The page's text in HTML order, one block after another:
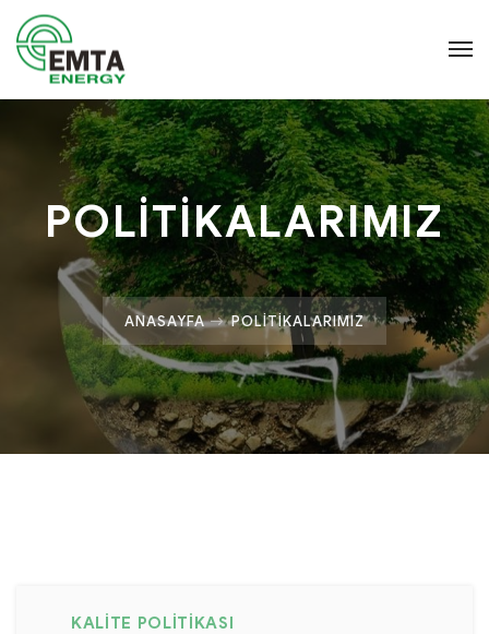
POLİTİKALARIMIZ
ANASAYFA POLITIKALARIMIZ
KALITE POLITIKASI